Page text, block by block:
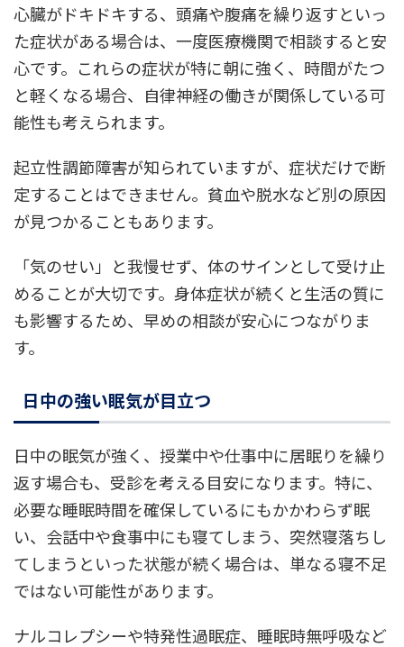
心臓がドキドキする、頭痛や腹痛を繰り返すといっ
た症状がある場合は、一度医療機関で相談すると安
心です。これらの症状が特に朝に強く、時間がたつ
と軽くなる場合、自律神経の働きが関係している可
能性も考えられます。
起立性調節障害が知られていますが、症状だけで断
定することはできません。貧血や脱水など別の原因
が見つかることもあります。
「気のせい」と我慢せず、体のサインとして受け止
めることが大切です。身体症状が続くと生活の質に
も影響するため、早めの相談が安心につながりま
す。
日中の強い眠気が目立つ
日中の眠気が強く、授業中や仕事中に居眠りを繰り
返す場合も、受診を考える目安になります。特に、
必要な睡眠時間を確保しているにもかかわらず眠
い、会話中や食事中にも寝てしまう、突然寝落ちし
てしまうといった状態が続く場合は、単なる寝不足
ではない可能性があります。
ナルコレプシーや特発性過眠症、睡眠時無呼吸など